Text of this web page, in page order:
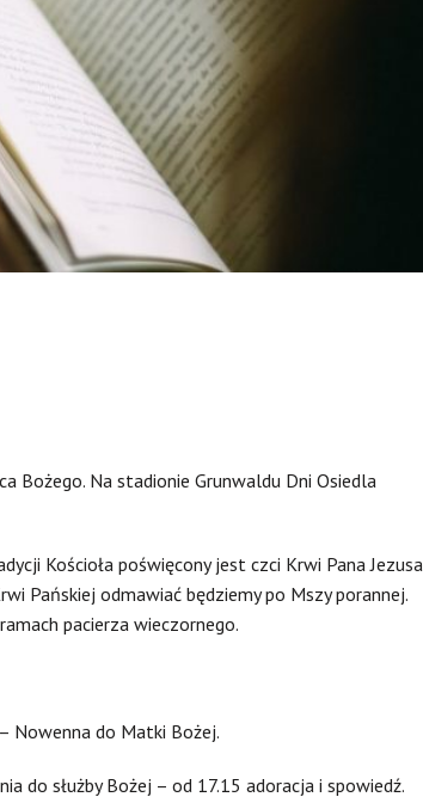
Bożego. Na stadionie Grunwaldu Dni Osiedla
Kościoła poświęcony jest czci Krwi Pana Jezusa,
Pańskiej odmawiać będziemy po Mszy porannej.
pacierza wieczornego.
Nowenna do Matki Bożej.
do służby Bożej – od 17.15 adoracja i spowiedź.